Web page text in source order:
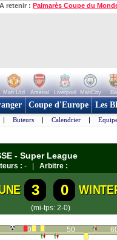
A retenir : Palmarès Coupe du
Man Utd Arsenal Liverpool ManCity
Coupe d'Europe Les
| Buteurs | Calendrier |
- Super League
: - | Arbitre :
3 0
(mi-tps: 2-0)
40 50